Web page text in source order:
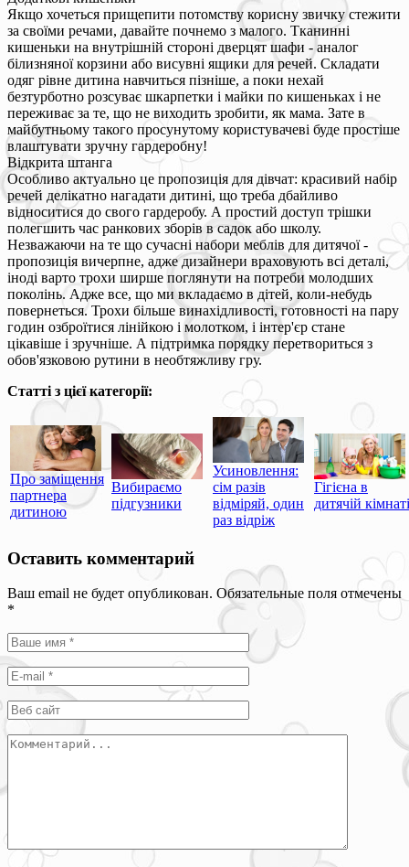
Якщо хочеться прищепити потомству корисну звичку стежити
за своїми речами, давайте почнемо з малого. Тканинні
кишеньки на внутрішній стороні дверцят шафи - аналог
білизняної корзини або висувні ящики для речей. Складати
одяг рівне дитина навчиться пізніше, а поки нехай
безтурботно розсуває шкарпетки і майки по кишеньках і не
переживає за те, що не виходить зробити, як мама. Зате в
майбутньому такого просунутому користувачеві буде простіше
влаштувати зручну гардеробну!
Відкрита штанга
Особливо актуально це пропозиція для дівчат: красивий набір
речей делікатно нагадати дитині, що треба дбайливо
відноситися до свого гардеробу. А простий доступ трішки
полегшить час ранкових зборів в садок або школу.
Незважаючи на те що сучасні набори меблів для дитячої -
пропозиція вичерпне, адже дизайнери враховують всі деталі,
іноді варто трохи ширше поглянути на потреби молодших
поколінь. Адже все, що ми вкладаємо в дітей, коли-небудь
повернеться. Трохи більше винахідливості, готовності на пару
годин озброїтися лінійкою і молотком, і інтер'єр стане
цікавіше і зручніше. А підтримка порядку перетвориться з
обов'язковою рутини в необтяжливу гру.
Статті з цієї категорії:
Про заміщення
партнера
дитиною
Вибираємо
підгузники
Усиновлення:
сім разів
відміряй, один
раз відріж
Гігієна в
дитячій кімнаті
Оставить комментарий
Ваш email не будет опубликован. Обязательные поля отмечены
*